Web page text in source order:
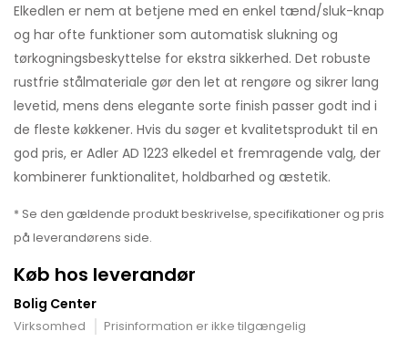
Elkedlen er nem at betjene med en enkel tænd/sluk-knap
og har ofte funktioner som automatisk slukning og
tørkogningsbeskyttelse for ekstra sikkerhed. Det robuste
rustfrie stålmateriale gør den let at rengøre og sikrer lang
levetid, mens dens elegante sorte finish passer godt ind i
de fleste køkkener. Hvis du søger et kvalitetsprodukt til en
god pris, er Adler AD 1223 elkedel et fremragende valg, der
kombinerer funktionalitet, holdbarhed og æstetik.
* Se den gældende produkt beskrivelse, specifikationer og pris
på leverandørens side.
Køb hos leverandør
Bolig Center
Virksomhed Prisinformation er ikke tilgængelig